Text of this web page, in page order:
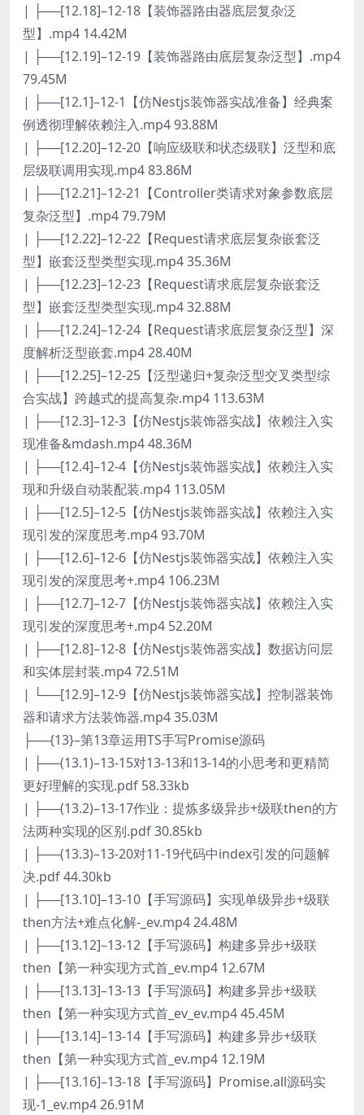
| ├──[12.18]–12-18【装饰器路由器底层复杂泛
型】.mp4 14.42M
| ├──[12.19]–12-19【装饰器路由底层复杂泛型】.mp4
79.45M
| ├──[12.1]–12-1【仿Nestjs装饰器实战准备】经典案
例透彻理解依赖注入.mp4 93.88M
| ├──[12.20]–12-20【响应级联和状态级联】泛型和底
层级联调用实现.mp4 83.86M
| ├──[12.21]–12-21【Controller类请求对象参数底层
复杂泛型】.mp4 79.79M
| ├──[12.22]–12-22【Request请求底层复杂嵌套泛
型】嵌套泛型类型实现.mp4 35.36M
| ├──[12.23]–12-23【Request请求底层复杂嵌套泛
型】嵌套泛型类型实现.mp4 32.88M
| ├──[12.24]–12-24【Request请求底层复杂泛型】深
度解析泛型嵌套.mp4 28.40M
| ├──[12.25]–12-25【泛型递归+复杂泛型交叉类型综
合实战】跨越式的提高复杂.mp4 113.63M
| ├──[12.3]–12-3【仿Nestjs装饰器实战】依赖注入实
现准备&mdash.mp4 48.36M
| ├──[12.4]–12-4【仿Nestjs装饰器实战】依赖注入实
现和升级自动装配装.mp4 113.05M
| ├──[12.5]–12-5【仿Nestjs装饰器实战】依赖注入实
现引发的深度思考.mp4 93.70M
| ├──[12.6]–12-6【仿Nestjs装饰器实战】依赖注入实
现引发的深度思考+.mp4 106.23M
| ├──[12.7]–12-7【仿Nestjs装饰器实战】依赖注入实
现引发的深度思考+.mp4 52.20M
| ├──[12.8]–12-8【仿Nestjs装饰器实战】数据访问层
和实体层封装.mp4 72.51M
| └──[12.9]–12-9【仿Nestjs装饰器实战】控制器装饰
器和请求方法装饰器.mp4 35.03M
├──{13}–第13章运用TS手写Promise源码
| ├──(13.1)–13-15对13-13和13-14的小思考和更精简
更好理解的实现.pdf 58.33kb
| ├──(13.2)–13-17作业：提炼多级异步+级联then的方
法两种实现的区别.pdf 30.85kb
| ├──(13.3)–13-20对11-19代码中index引发的问题解
决.pdf 44.30kb
| ├──[13.10]–13-10【手写源码】实现单级异步+级联
then方法+难点化解-_ev.mp4 24.48M
| ├──[13.12]–13-12【手写源码】构建多异步+级联
then【第一种实现方式首_ev.mp4 12.67M
| ├──[13.13]–13-13【手写源码】构建多异步+级联
then【第一种实现方式首_ev_ev.mp4 45.45M
| ├──[13.14]–13-14【手写源码】构建多异步+级联
then【第一种实现方式首_ev.mp4 12.19M
| ├──[13.16]–13-18【手写源码】Promise.all源码实
现-1_ev.mp4 26.91M